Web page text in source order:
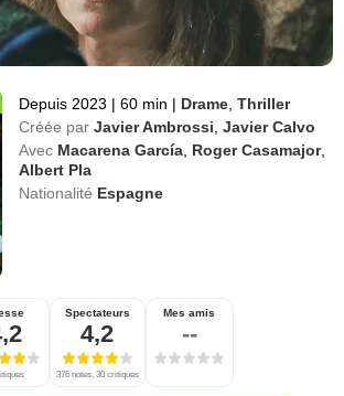
Depuis 2023 | 60 min | Drame ,Thriller
Créée par Javier Ambrossi ,Javier Calvo
Avec Macarena García Roger Casamajor,
Albert Pla
Nationalité Espagne
Spectateurs
4,2
376 notes, 30 critiques
Mes amis
--